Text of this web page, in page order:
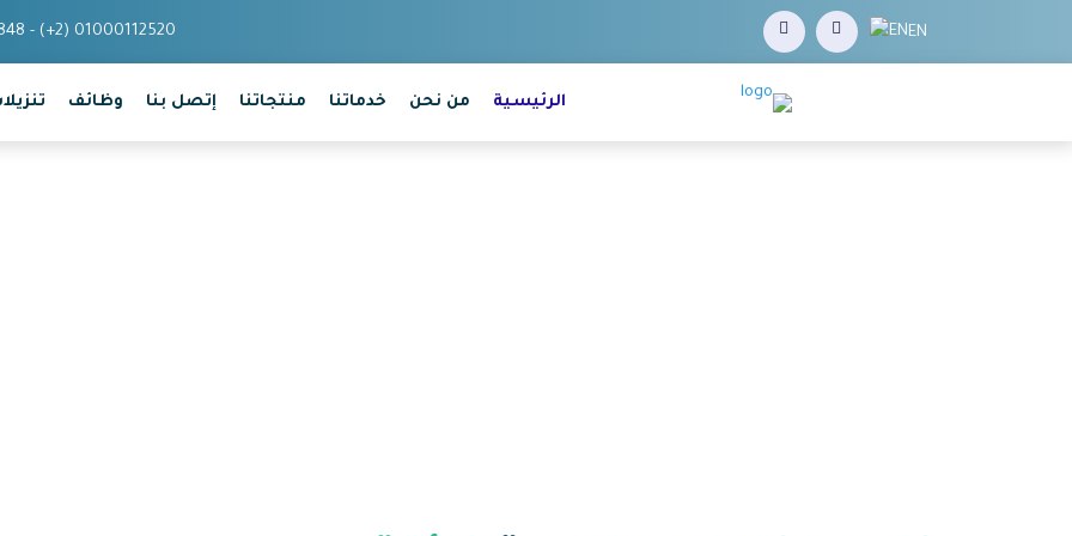
- (+2) 01000112520 EN
الرئيسية من نحن خدماتنا منتجاتنا إتصل بنا وظائف